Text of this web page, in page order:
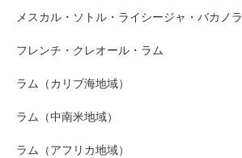
メスカル・ソトル・ライシージャ・バカノラ
フレンチ・クレオール・ラム
ラム（カリブ海地域）
ラム（中南米地域）
ラム（アフリカ地域）